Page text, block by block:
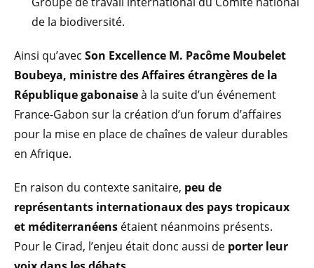
de la biodiversité.
Ainsi qu’avec Son Excellence M. Pacôme Moubelet
Boubeya, ministre des Affaires étrangères de la
République gabonaiseà la suite d’un événement
France-Gabon sur la création d’un forum d’affaires
pour la mise en place de chaînes de valeur durables
en Afrique.
En raison du contexte sanitaire, peu de
représentants internationaux des pays tropicaux
et méditerranéens étaient néanmoins présents.
Pour le Cirad, l’enjeu était donc aussi de porter leur